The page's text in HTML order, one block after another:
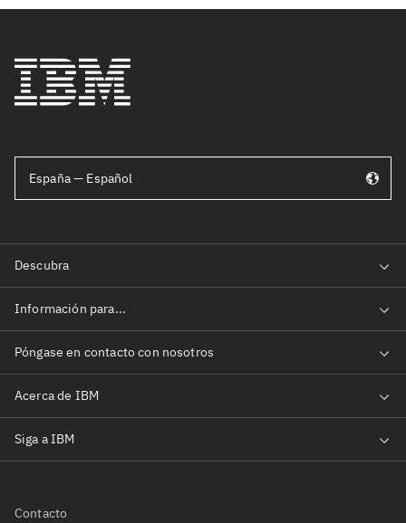
España — Español
Contacto